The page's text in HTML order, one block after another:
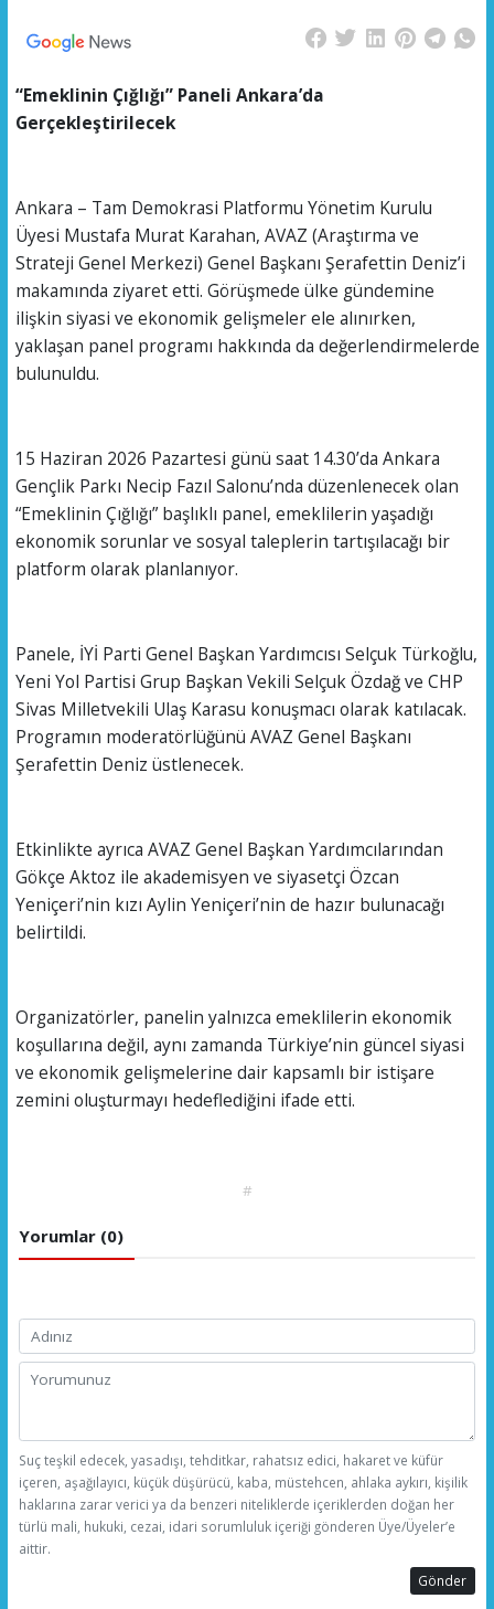
“Emeklinin Çığlığı” Paneli Ankara’da
Gerçekleştirilecek
Ankara – Tam Demokrasi Platformu Yönetim Kurulu
Üyesi Mustafa Murat Karahan, AVAZ (Araştırma ve
Strateji Genel Merkezi) Genel Başkanı Şerafettin Deniz’i
makamında ziyaret etti. Görüşmede ülke gündemine
ilişkin siyasi ve ekonomik gelişmeler ele alınırken,
yaklaşan panel programı hakkında da değerlendirmelerde
bulunuldu.
15 Haziran 2026 Pazartesi günü saat 14.30’da Ankara
Gençlik Parkı Necip Fazıl Salonu’nda düzenlenecek olan
“Emeklinin Çığlığı” başlıklı panel, emeklilerin yaşadığı
ekonomik sorunlar ve sosyal taleplerin tartışılacağı bir
platform olarak planlanıyor.
Panele, İYİ Parti Genel Başkan Yardımcısı Selçuk Türkoğlu,
Yeni Yol Partisi Grup Başkan Vekili Selçuk Özdağ ve CHP
Sivas Milletvekili Ulaş Karasu konuşmacı olarak katılacak.
Programın moderatörlüğünü AVAZ Genel Başkanı
Şerafettin Deniz üstlenecek.
Etkinlikte ayrıca AVAZ Genel Başkan Yardımcılarından
Gökçe Aktoz ile akademisyen ve siyasetçi Özcan
Yeniçeri’nin kızı Aylin Yeniçeri’nin de hazır bulunacağı
belirtildi.
Organizatörler, panelin yalnızca emeklilerin ekonomik
koşullarına değil, aynı zamanda Türkiye’nin güncel siyasi
ve ekonomik gelişmelerine dair kapsamlı bir istişare
zemini oluşturmayı hedeflediğini ifade etti.
#
Yorumlar (0)
Suç teşkil edecek, yasadışı, tehditkar, rahatsız edici, hakaret ve küfür
içeren, aşağılayıcı, küçük düşürücü, kaba, müstehcen, ahlaka aykırı, kişilik
haklarına zarar verici ya da benzeri niteliklerde içeriklerden doğan her
türlü mali, hukuki, cezai, idari sorumluluk içeriği gönderen Üye/Üyeler’e
aittir.
Gönder